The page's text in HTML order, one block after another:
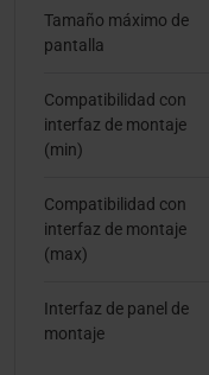
Tamaño máximo de
pantalla
Compatibilidad con
interfaz de montaje
(min)
Compatibilidad con
interfaz de montaje
(max)
Interfaz de panel de
montaje